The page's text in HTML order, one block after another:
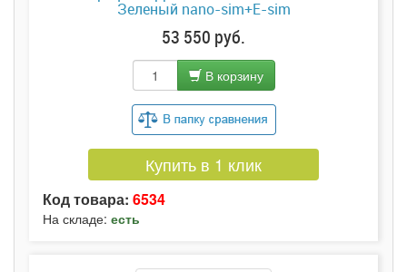
Зеленый nano-sim+E-sim
53 550 руб.
В корзину
Купить в 1 клик
Код товара: 6534
На складе: есть